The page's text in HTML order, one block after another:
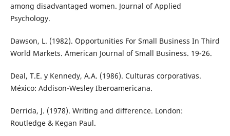
among disadvantaged women. Journal of Applied
Psychology.
Dawson, L. (1982). ¨Opportunities For Small Business In Third
World Markets. ¨American Journal of Small Business. 19-26.
Deal, T.E. y Kennedy, A.A. (1986). Culturas corporativas.
México: Addison-Wesley Iberoamericana.
Derrida, J. (1978). Writing and difference. London:
Routledge & Kegan Paul.